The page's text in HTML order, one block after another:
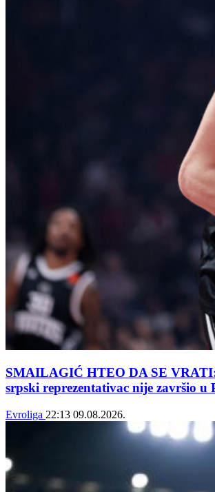
SMAILAGIĆ HTEO DA SE VRATI:
srpski reprezentativac nije završio u
Evroliga 22:13 09.08.2026.